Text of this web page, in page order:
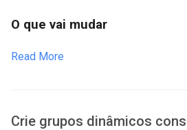
O que vai mudar
Read More
Crie grupos dinâmicos